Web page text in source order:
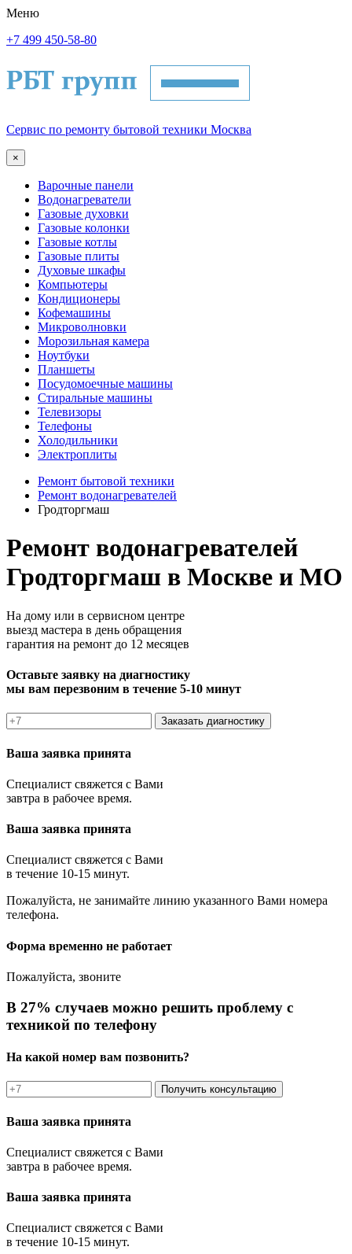
Меню
+7 499 450-58-80
Сервис по ремонту бытовой техники Москва
×
Варочные панели
Водонагреватели
Газовые духовки
Газовые колонки
Газовые котлы
Газовые плиты
Духовые шкафы
Компьютеры
Кондиционеры
Кофемашины
Микроволновки
Морозильная камера
Ноутбуки
Планшеты
Посудомоечные машины
Стиральные машины
Телевизоры
Телефоны
Холодильники
Электроплиты
Ремонт бытовой техники
Ремонт водонагревателей
Гродторгмаш
Ремонт водонагревателей
Гродторгмаш в Москве и МО
На дому или в сервисном центре
выезд мастера в день обращения
гарантия на ремонт до 12 месяцев
Оставьте заявку на диагностику
мы вам перезвоним в течение 5-10 минут
Заказать диагностику
Ваша заявка принята
Специалист свяжется с Вами
завтра в рабочее время.
Ваша заявка принята
Специалист свяжется с Вами
в течение 10-15 минут.
Пожалуйста, не занимайте линию указанного Вами номера
телефона.
Форма временно не работает
Пожалуйста, звоните
В 27% случаев можно решить проблему с
техникой по телефону
На какой номер вам позвонить?
Получить консультацию
Ваша заявка принята
Специалист свяжется с Вами
завтра в рабочее время.
Ваша заявка принята
Специалист свяжется с Вами
в течение 10-15 минут.